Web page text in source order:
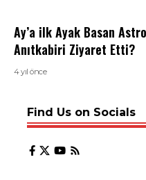
Ay’a ilk Ayak Basan
Anıtkabiri Ziyaret Etti?
4 yıl önce
Find Us on Socials